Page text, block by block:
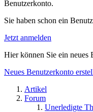
Benutzerkonto.
Sie haben schon ein
Jetzt anmelden
Hier können Sie ein neues
Neues Benutzerkonto
Artikel
Forum
Unerledigte